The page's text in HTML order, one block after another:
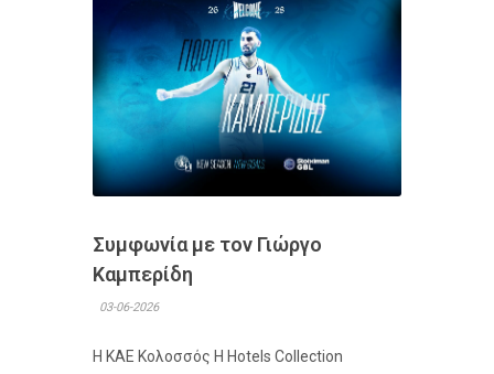
Συμφωνία με τον Γιώργο
Καμπερίδη
03-06-2026
Η ΚΑΕ Κολοσσός H Hotels Collection